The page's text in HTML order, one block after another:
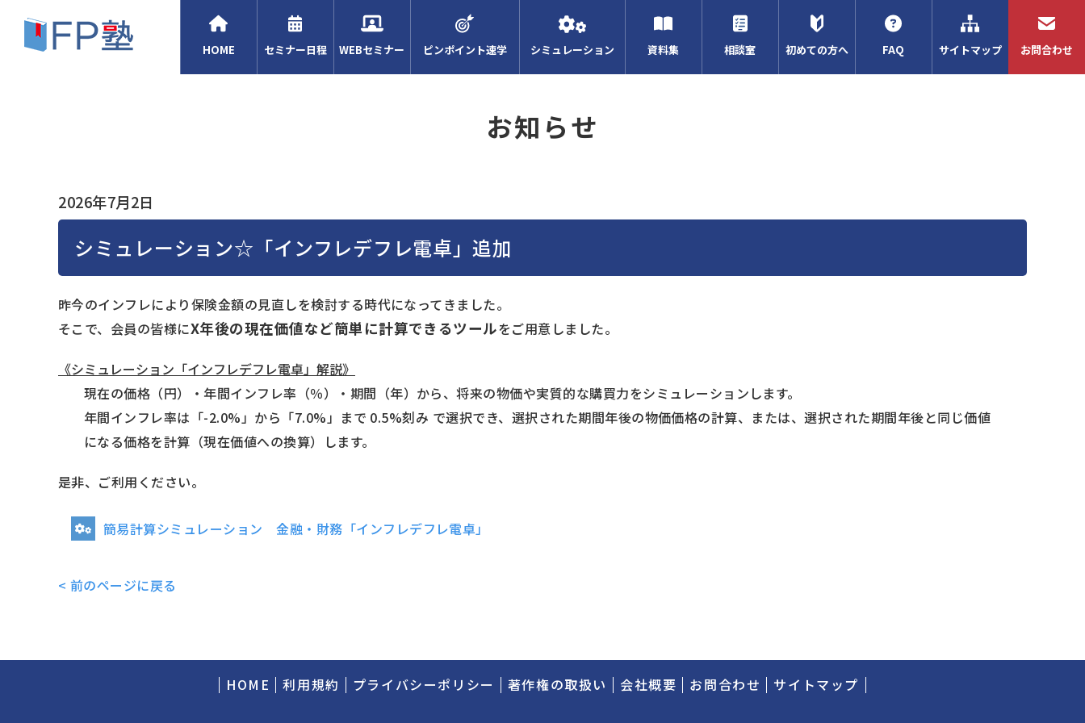
HOME セミナー日程 WEBセミナー ピンポイント速学 シミュレーション 資料集 相談室 初めての方へ FAQ サイトマップ お問合わせ
お知らせ
2026年7月2日
シミュレーション☆「インフレデフレ電卓」追加
昨今のインフレにより保険金額の見直しを検討する時代になってきました。
そこで、会員の皆様にX年後の現在価値など簡単に計算できるツールをご用意しました。
《シミュレーション「インフレデフレ電卓」解説》
現在の価格（円）・年間インフレ率（％）・期間（年）から、将来の物価や実質的な購買力をシミュレーションします。
年間インフレ率は「-2.0%」から「7.0%」まで 0.5%刻み で選択でき、選択された期間年後の物価価格の計算、または、選択された期間年後と同じ価値
になる価格を計算（現在価値への換算）します。
是非、ご利用ください。
簡易計算シミュレーション 金融・財務「インフレデフレ電卓」
< 前のページに戻る
HOME 利用規約 プライバシーポリシー 著作権の取扱い 会社概要 お問合わせ サイトマップ